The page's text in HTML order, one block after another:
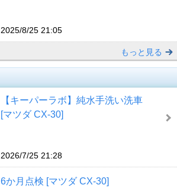
2025/8/25 21:05
もっと見る
【キーパーラボ】純水手洗い洗車
[マツダ CX-30]
2026/7/25 21:28
6か月点検 [マツダ CX-30]